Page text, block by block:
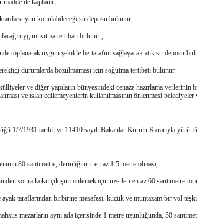
ile kaplanır,
suyun konulabileceği su deposu bulunur,
uygun ısıtma tertibatı bulunur,
toplanarak uygun şekilde bertarafını sağlayacak atık su deposu
durumlarda bozulmaması için soğutma tertibatı bulunur.
ve diğer yapıların bünyesindeki cenaze hazırlama yerlerinin
ve ıslah edilemeyenlerin kullanılmasının önlenmesi
1/7/1931 tarihli ve 11410 sayılı Bakanlar Kurulu Kararıyla
80 santimetre, derinliğinin en az 1.5 metre olması,
sonra koku çıkışını önlemek için üzerleri en az 60 santimetre
ayak taraflarından birbirine mesafesi, küçük ve muntazam bir yol
mezarların aynı ada içerisinde 1 metre uzunluğunda, 50